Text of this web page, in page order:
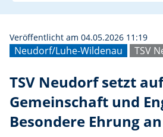
Neudorf/Luhe-Wildenau TSV
Veröffentlicht am 04.05.2026 11:19
TSV Neudorf setzt auf
Gemeinschaft und
Besondere Ehrung